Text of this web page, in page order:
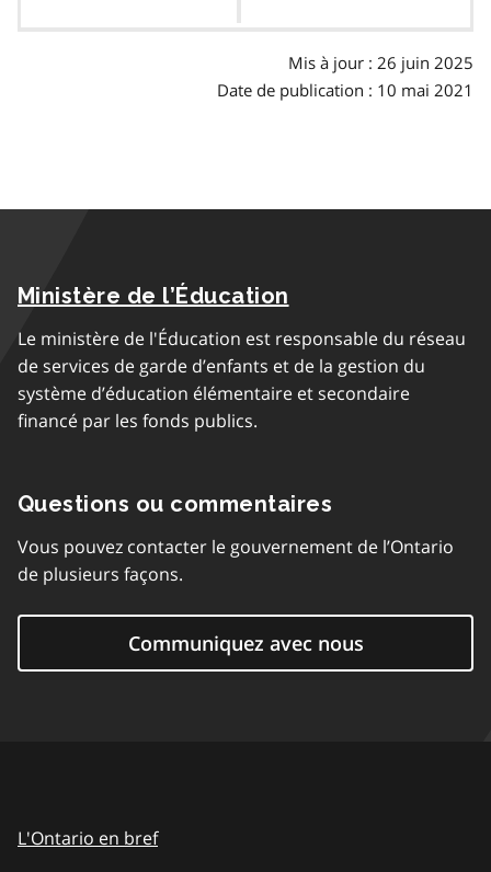
Mis à jour : 26 juin 2025
Date de publication : 10 mai 2021
Ministère de l’Éducation
Le ministère de l'Éducation est responsable du réseau
de services de garde d’enfants et de la gestion du
système d’éducation élémentaire et secondaire
financé par les fonds publics.
Questions ou commentaires
Vous pouvez contacter le gouvernement de l’Ontario
de plusieurs façons.
Communiquez avec nous
L'Ontario en bref